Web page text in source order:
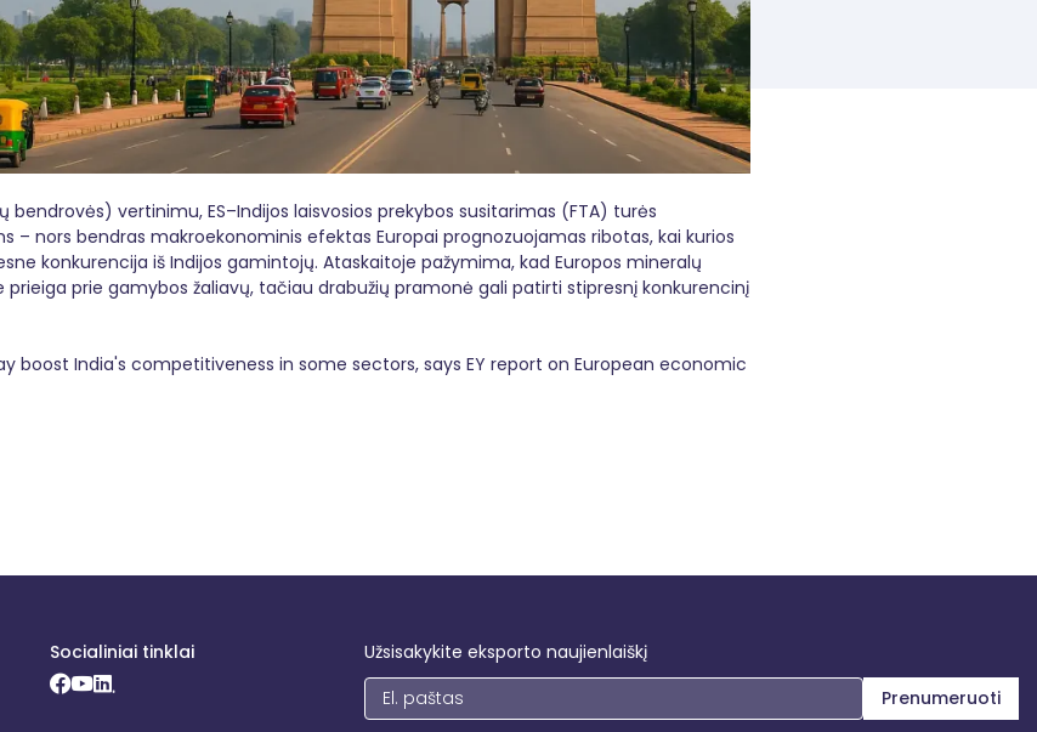
vertinimu, ES–Indijos laisvosios prekybos susitarimas (FTA) turės
– nors bendras makroekonominis efektas Europai prognozuojamas ribotas, kai kurios
konkurencija iš Indijos gamintojų. Ataskaitoje pažymima, kad Europos mineralų
prie gamybos žaliavų, tačiau drabužių pramonė gali patirti stipresnį konkurencinį
boost India's competitiveness in some sectors, says EY report on European economic
Socialiniai tinklai
Facebook (opens in new window)
Youtube (opens in new window)
LinkedIn (opens in new window)
Užsisakykite eksporto naujienlaiškį
Prenumeruoti